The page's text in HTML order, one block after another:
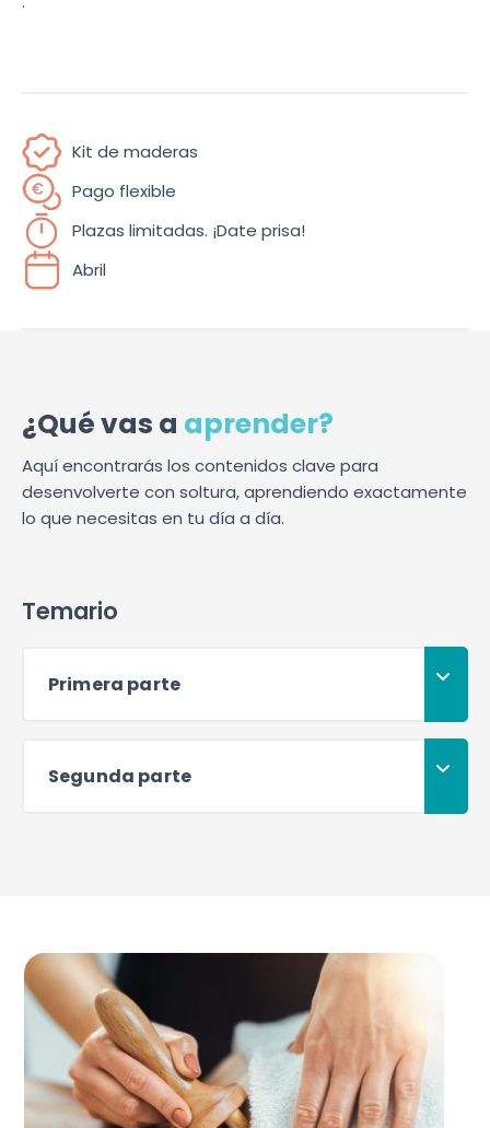
Kit de maderas
Pago flexible
Plazas limitadas. ¡Date prisa!
Abril
¿Qué vas a aprender?
Aquí encontrarás los contenidos clave para
desenvolverte con soltura, aprendiendo exactamente
lo que necesitas en tu día a día.
Temario
Primera parte
Segunda parte